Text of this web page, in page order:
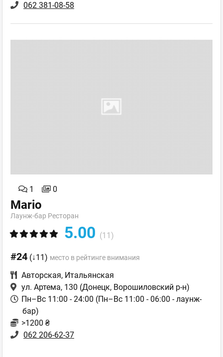
062 381-08-58
1 0
Mario
Лаунж-бар Ресторан
5.00 (11)
#24 (↓11) место в рейтинге внимания
Авторская, Итальянская
ул. Артема, 130 (Донецк, Ворошиловский р-н)
Пн–Вс 11:00 - 24:00 (Пн–Вс 11:00 - 06:00 - лаунж-
бар)
>1200 ₴
062 206-62-37